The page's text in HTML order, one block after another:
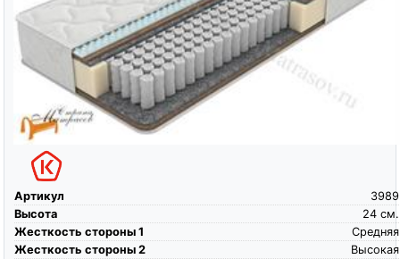
Артикул
3989
Высота
см.
24
Жесткость стороны 1
Средняя
Жесткость стороны 2
Высокая